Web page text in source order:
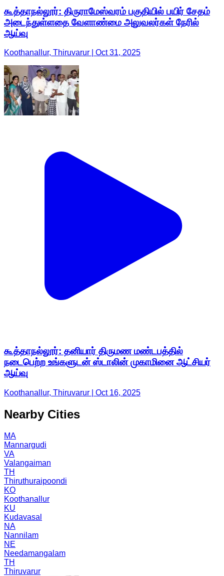
கூத்தாநல்லூர்: திருராமேஸ்வரம் பகுதியில் பயிர் சேதம்
அடைந்துள்ளதை வேளாண்மை அலுவலர்கள் நேரில்
ஆய்வு
Koothanallur, Thiruvarur | Oct 31, 2025
கூத்தாநல்லூர்: தனியார் திருமண மண்டபத்தில்
நடைபெற்ற உங்களுடன் ஸ்டாலின் முகாமினை ஆட்சியர்
ஆய்வு
Koothanallur, Thiruvarur | Oct 16, 2025
Nearby Cities
MA
Mannargudi
VA
Valangaiman
TH
Thiruthuraipoondi
KO
Koothanallur
KU
Kudavasal
NA
Nannilam
NE
Needamangalam
TH
Thiruvarur